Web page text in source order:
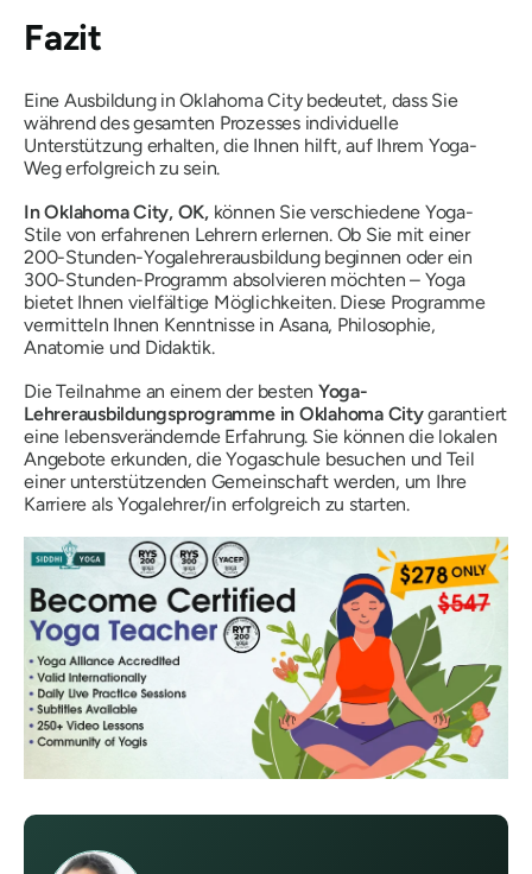
Fazit
Eine Ausbildung in Oklahoma City bedeutet, dass Sie
während des gesamten Prozesses individuelle
Unterstützung erhalten, die Ihnen hilft, auf Ihrem Yoga-
Weg erfolgreich zu sein.
In Oklahoma City, OK,können Sie verschiedene Yoga-
Stile von erfahrenen Lehrern erlernen. Ob Sie mit einer
200-Stunden-Yogalehrerausbildung beginnen oder ein
300-Stunden-Programm absolvieren möchten – Yoga
bietet Ihnen vielfältige Möglichkeiten. Diese Programme
vermitteln Ihnen Kenntnisse in Asana, Philosophie,
Anatomie und Didaktik.
Die Teilnahme an einem der besten Yoga-
Lehrerausbildungsprogramme in Oklahoma Citygarantiert
eine lebensverändernde Erfahrung. Sie können die lokalen
Angebote erkunden, die Yogaschule besuchen und Teil
einer unterstützenden Gemeinschaft werden, um Ihre
Karriere als Yogalehrer/in erfolgreich zu starten.